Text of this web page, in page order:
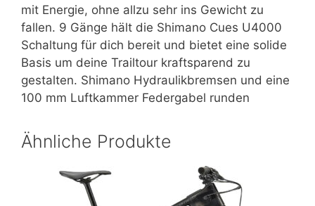
mit Energie, ohne allzu sehr ins Gewicht zu
fallen. 9 Gänge hält die Shimano Cues U4000
Schaltung für dich bereit und bietet eine solide
Basis um deine Trailtour kraftsparend zu
gestalten. Shimano Hydraulikbremsen und eine
100 mm Luftkammer Federgabel runden
Ähnliche Produkte